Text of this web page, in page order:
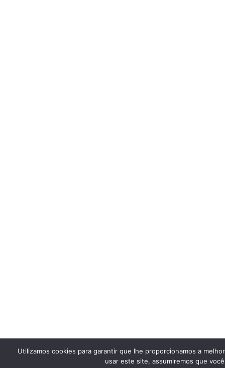
Utilizamos cookies para garantir que lhe proporcionamos a
usar este site, assumiremos que